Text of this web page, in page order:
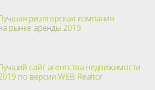
риэлторская компания
рынке аренды 2019
сайт агентства недвижимости
по версии WEB Realtor